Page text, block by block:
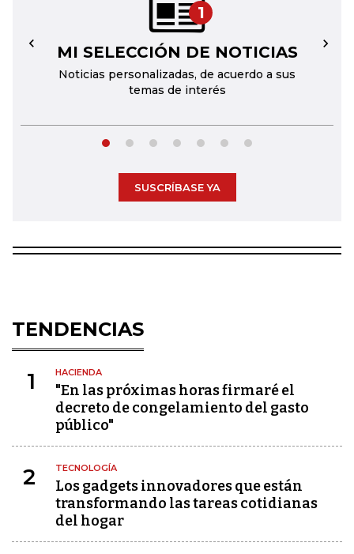
1
MI SELECCIÓN DE NOTICIAS
Noticias personalizadas, de acuerdo a sus
temas de interés
← →
SUSCRÍBASE YA
TENDENCIAS
1 HACIENDA
"En las próximas horas firmaré el
decreto de congelamiento del gasto
público"
2 TECNOLOGÍA
Los gadgets innovadores que están
transformando las tareas cotidianas
del hogar